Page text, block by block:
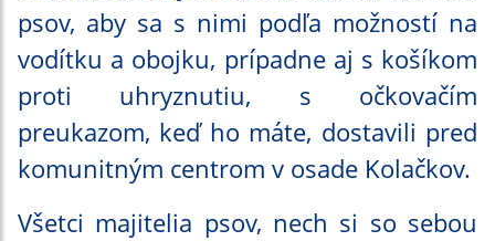
psov, aby sa s nimi podľa možností na
vodítku a obojku, prípadne aj s košíkom
proti uhryznutiu, s očkovačím
preukazom, keď ho máte, dostavili pred
komunitným centrom v osade Kolačkov.
Všetci majitelia psov, nech si so sebou